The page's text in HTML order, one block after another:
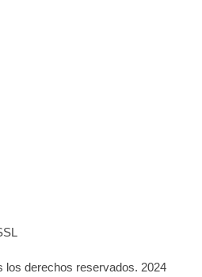
los derechos reservados. 2024